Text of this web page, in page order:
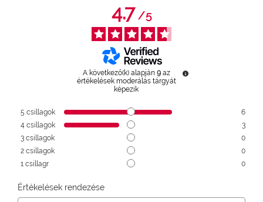
4.7/5
A következő(k) alapján 9 az
értékelések moderálás tárgyát
képezik
5 csillagok
6
4 csillagok
3
3 csillagok
0
2 csillagok
0
1 csillagr 0
Értékelések rendezése